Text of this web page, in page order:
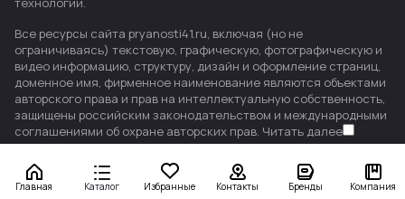
Главная Каталог Избранные Контакты Бренды Компания
Все ресурсы сайта pryanosti41.ru, включая (но не
ограничиваясь) текстовую, графическую, фотографическую и
видео информацию, структуру, дизайн и оформление страниц,
доменное имя, фирменное наименование являются объектами
авторского права и прав на интеллектуальную собственность,
защищены российским законодательством и международными
соглашениями об охране авторских прав. Читать далее